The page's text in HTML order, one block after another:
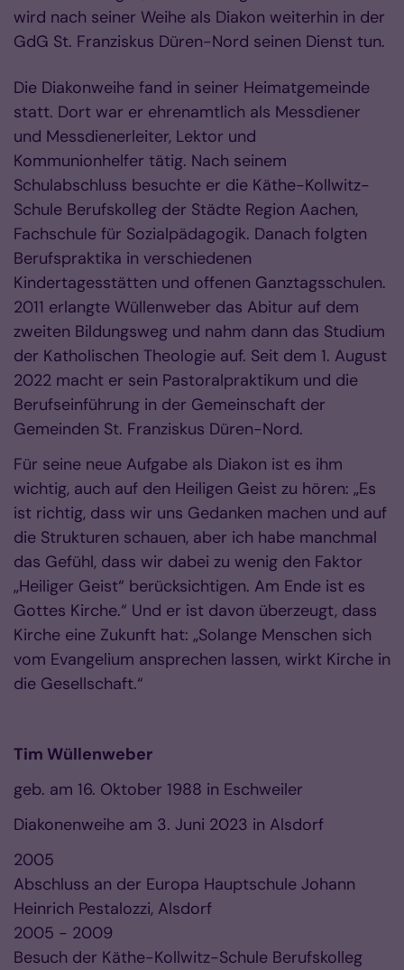
wird nach seiner Weihe als Diakon weiterhin in der
GdG St. Franziskus Düren-Nord seinen Dienst tun.
Die Diakonweihe fand in seiner Heimatgemeinde
statt. Dort war er ehrenamtlich als Messdiener
und Messdienerleiter, Lektor und
Kommunionhelfer tätig. Nach seinem
Schulabschluss besuchte er die Käthe-Kollwitz-
Schule Berufskolleg der Städte Region Aachen,
Fachschule für Sozialpädagogik. Danach folgten
Berufspraktika in verschiedenen
Kindertagesstätten und offenen Ganztagsschulen.
2011 erlangte Wüllenweber das Abitur auf dem
zweiten Bildungsweg und nahm dann das Studium
der Katholischen Theologie auf. Seit dem 1. August
2022 macht er sein Pastoralpraktikum und die
Berufseinführung in der Gemeinschaft der
Gemeinden St. Franziskus Düren-Nord.
Für seine neue Aufgabe als Diakon ist es ihm
wichtig, auch auf den Heiligen Geist zu hören: „Es
ist richtig, dass wir uns Gedanken machen und auf
die Strukturen schauen, aber ich habe manchmal
das Gefühl, dass wir dabei zu wenig den Faktor
„Heiliger Geist“ berücksichtigen. Am Ende ist es
Gottes Kirche.“ Und er ist davon überzeugt, dass
Kirche eine Zukunft hat: „Solange Menschen sich
vom Evangelium ansprechen lassen, wirkt Kirche in
die Gesellschaft.“
Tim Wüllenweber
geb. am 16. Oktober 1988 in Eschweiler
Diakonenweihe am 3. Juni 2023 in Alsdorf
2005
Abschluss an der Europa Hauptschule Johann
Heinrich Pestalozzi, Alsdorf
2005 - 2009
Besuch der Käthe-Kollwitz-Schule Berufskolleg